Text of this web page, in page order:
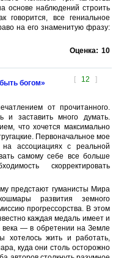
основе наблюдений строить
говорится, все гениальное
на его знаменитую фразу:
Оценка: 10
[ 12 ]
богом»
от прочитанного.
и заставить много думать.
что хочется максимально
Первоначальное мое
ассоциациях с реальной
самому себе все больше
скорректировать
предстают гуманисты Мира
развития земного
прогрессорства. В этом
каждая медаль имеет и
века — в обретении на Земле
хотелось жить и работать,
куда они столь осторожно